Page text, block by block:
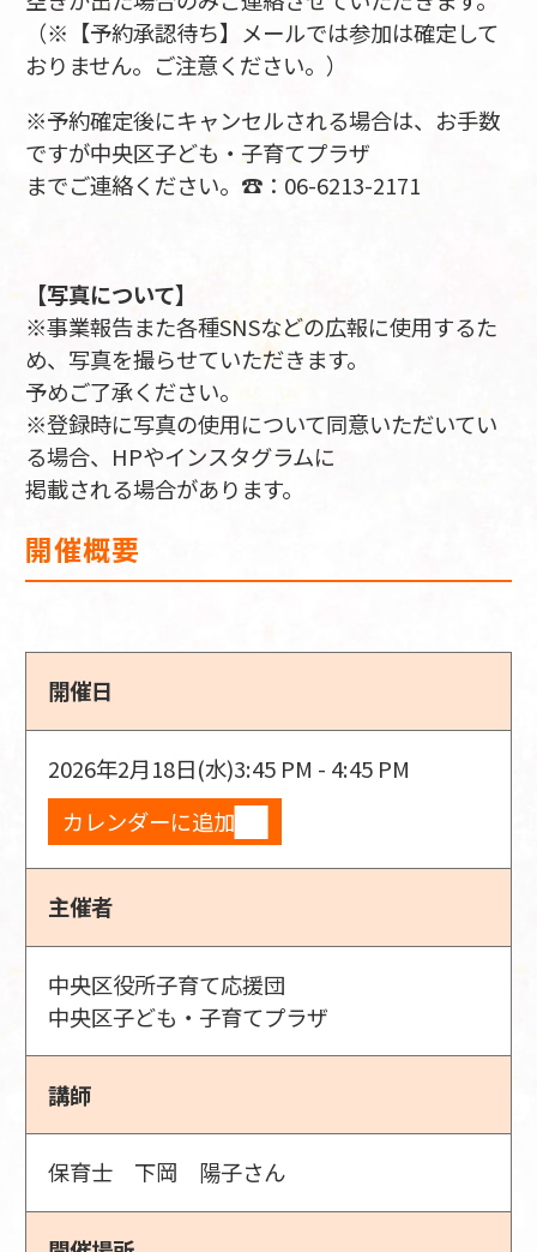
（※【予約承認待ち】メールでは参加は確定して
おりません。ご注意ください。）
※予約確定後にキャンセルされる場合は、お手数
ですが中央区子ども・子育てプラザ
までご連絡ください。☎：06-6213-2171
【写真について】
※事業報告また各種SNSなどの広報に使用するた
め、写真を撮らせていただきます。
予めご了承ください。
※登録時に写真の使用について同意いただいてい
る場合、HPやインスタグラムに
掲載される場合があります。
開催概要
開催日
2026年2月18日(水)3:45 PM - 4:45 PM
カレンダーに追加
主催者
中央区役所子育て応援団
中央区子ども・子育てプラザ
講師
保育士 下岡 陽子さん